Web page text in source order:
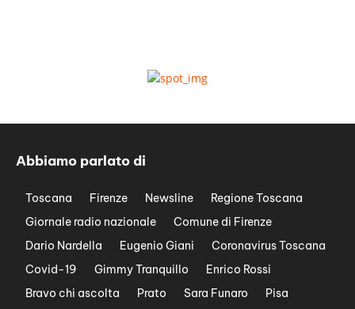
Abbiamo parlato di
Toscana Firenze Newsline
Regione Toscana
Giornale radio nazionale
Comune di Firenze
Dario Nardella
Eugenio Giani
Coronavirus Toscana
Covid-19
Gimmy Tranquillo
Enrico Rossi
Bravo chi ascolta
Prato Sara Funaro
Pisa